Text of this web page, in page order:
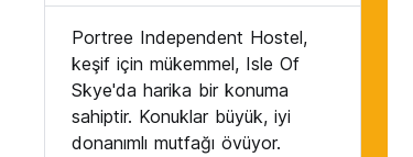
Portree Independent Hostel,
keşif için mükemmel, Isle Of
Skye'da harika bir konuma
sahiptir. Konuklar büyük, iyi
donanımlı mutfağı övüyor.